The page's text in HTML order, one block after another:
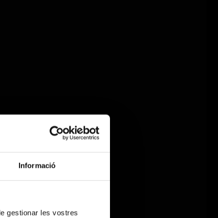
Informació
gestionar les vostres